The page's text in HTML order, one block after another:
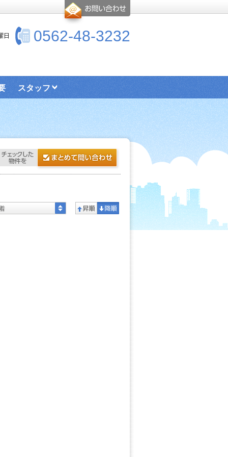
0562-48-3232
日
スタッフ